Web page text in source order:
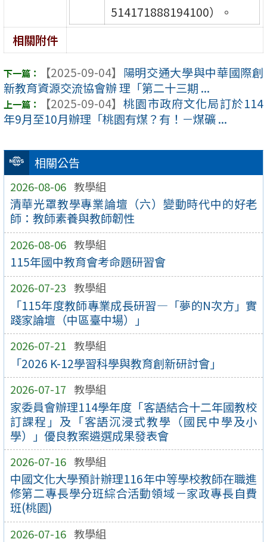
相關公告
2026-08-06 教學組
清華光罩教學專業論壇（六）變動時代中的好老
師：教師素養與教師韌性
2026-08-06 教學組
115年國中教育會考命題研習會
2026-07-23 教學組
「115年度教師專業成長研習—「夢的N次方」實
踐家論壇（中區臺中場）」
2026-07-21 教學組
「2026 K-12學習科學與教育創新研討會」
2026-07-17 教學組
家委員會辦理114學年度「客語結合十二年國教校
訂課程」及「客語沉浸式教學（國民中學及小
學）」優良教案遴選成果發表會
2026-07-16 教學組
中國文化大學預計辦理116年中等學校教師在職進
修第二專長學分班綜合活動領域－家政專長自費
班(桃園)
2026-07-16 教學組
514171888194100）。
相關附件
【2025-09-04】 陽明交通大學與中華國際創
新教育資源交流協會辦 理「第二十三期 ...
【2025-09-04】 桃園市政府文化局訂於114
年9月至10月辦理「桃園有煤？有！－煤礦 ...